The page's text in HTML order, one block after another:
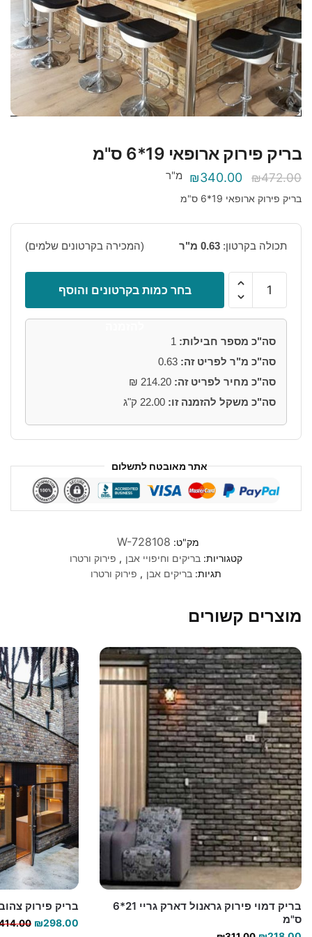
בריק פירוק ארופאי 19*6 ס"מ
₪472.00
המחיר
המקורי
₪340.00
המחיר
הנוכחי
מ"ר
בריק פירוק ארופאי 19*6 ס"מ
תכולה בקרטון: 0.63 מ"ר (המכירה בקרטונים שלמים)
ארופאי
19*6
ס"מ
בחר כמות בקרטונים והוסף
סה"כ מספר חבילות: 1
סה"כ מ"ר לפריט זה: 0.63
סה"כ מחיר לפריט זה: 214.20
₪
סה"כ משקל להזמנה זו: 22.00 ק"ג
אתר מאובטח לתשלום
מק"ט: W-728108
קטגוריות: בריקים וחיפויי אבן , פירוק ורטרו
תגיות: בריקים אבן , פירוק ורטרו
מוצרים קשורים
בריק דמוי פירוק גראנול דארק גריי 21*6
ס"מ
בריק פירוק צהוב
₪298.00